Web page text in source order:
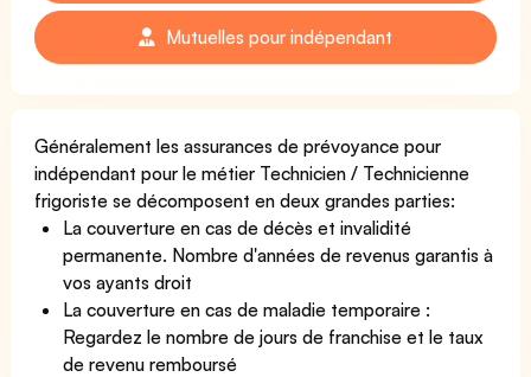
Mutuelles pour indépendant
Généralement les assurances de prévoyance pour
indépendant pour le métier Technicien / Technicienne
frigoriste se décomposent en deux grandes parties:
La couverture en cas de décès et invalidité
permanente. Nombre d'années de revenus garantis à
vos ayants droit
La couverture en cas de maladie temporaire :
Regardez le nombre de jours de franchise et le taux
de revenu remboursé